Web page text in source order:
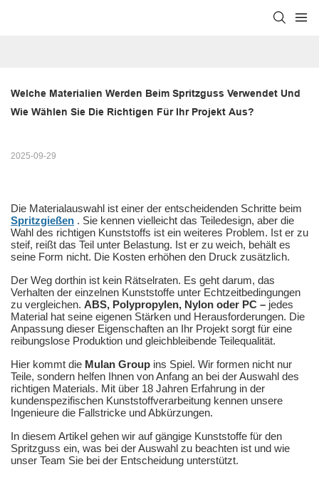
Welche Materialien Werden Beim Spritzguss Verwendet Und
Wie Wählen Sie Die Richtigen Für Ihr Projekt Aus?
2025-09-29
Die Materialauswahl ist einer der entscheidenden Schritte beim
Spritzgießen . Sie kennen vielleicht das Teiledesign, aber die
Wahl des richtigen Kunststoffs ist ein weiteres Problem. Ist er zu
steif, reißt das Teil unter Belastung. Ist er zu weich, behält es
seine Form nicht. Die Kosten erhöhen den Druck zusätzlich.
Der Weg dorthin ist kein Rätselraten. Es geht darum, das
Verhalten der einzelnen Kunststoffe unter Echtzeitbedingungen
zu vergleichen. ABS, Polypropylen, Nylon oder PC – jedes
Material hat seine eigenen Stärken und Herausforderungen. Die
Anpassung dieser Eigenschaften an Ihr Projekt sorgt für eine
reibungslose Produktion und gleichbleibende Teilequalität.
Hier kommt die Mulan Group ins Spiel. Wir formen nicht nur
Teile, sondern helfen Ihnen von Anfang an bei der Auswahl des
richtigen Materials. Mit über 18 Jahren Erfahrung in der
kundenspezifischen Kunststoffverarbeitung kennen unsere
Ingenieure die Fallstricke und Abkürzungen.
In diesem Artikel gehen wir auf gängige Kunststoffe für den
Spritzguss ein, was bei der Auswahl zu beachten ist und wie
unser Team Sie bei der Entscheidung unterstützt.